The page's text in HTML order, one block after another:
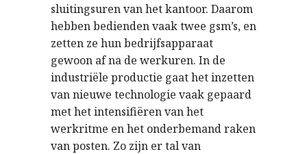
sluitingsuren van het kantoor. Daarom
hebben bedienden vaak twee gsm’s, en
zetten ze hun bedrijfsapparaat
gewoon af na de werkuren. In de
industriële productie gaat het inzetten
van nieuwe technologie vaak gepaard
met het intensifiëren van het
werkritme en het onderbemand raken
van posten. Zo zijn er tal van